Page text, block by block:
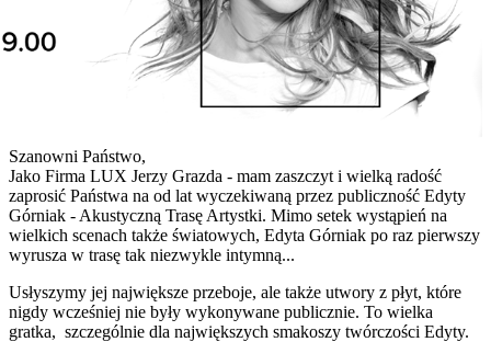
Szanowni Państwo,
Jako Firma LUX Jerzy Grazda - mam zaszczyt i wielką radość
zaprosić Państwa na od lat wyczekiwaną przez publiczność Edyty
Górniak - Akustyczną Trasę Artystki. Mimo setek wystąpień na
wielkich scenach także światowych, Edyta Górniak po raz pierwszy
wyrusza w trasę tak niezwykle intymną...
Usłyszymy jej największe przeboje, ale także utwory z płyt, które
nigdy wcześniej nie były wykonywane publicznie. To wielka
gratka, szczególnie dla największych smakoszy twórczości Edyty.